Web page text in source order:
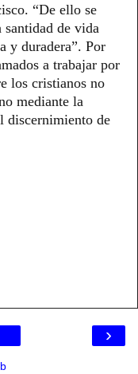
“De ello se
de vida
y duradera”. Por
a trabajar por
los cristianos no
mediante la
discernimiento de
›